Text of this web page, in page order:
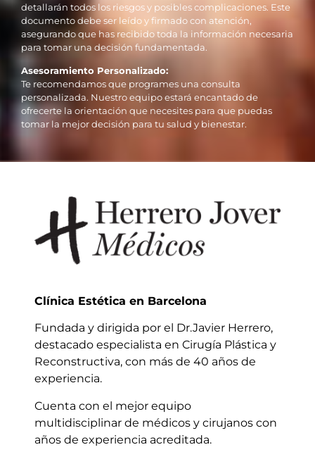
detallarán todos los riesgos y posibles complicaciones. Este
documento debe ser leído y firmado con atención,
asegurando que has recibido toda la información necesaria
para tomar una decisión fundamentada.
Asesoramiento Personalizado:
Te recomendamos que programes una consulta
personalizada. Nuestro equipo estará encantado de
ofrecerte la orientación que necesites para que puedas
tomar la mejor decisión para tu salud y bienestar.
Clínica Estética en Barcelona
Fundada y dirigida por el Dr.Javier Herrero,
destacado especialista en Cirugía Plástica y
Reconstructiva, con más de 40 años de
experiencia.
Cuenta con el mejor equipo
multidisciplinar de médicos y cirujanos con
años de experiencia acreditada.